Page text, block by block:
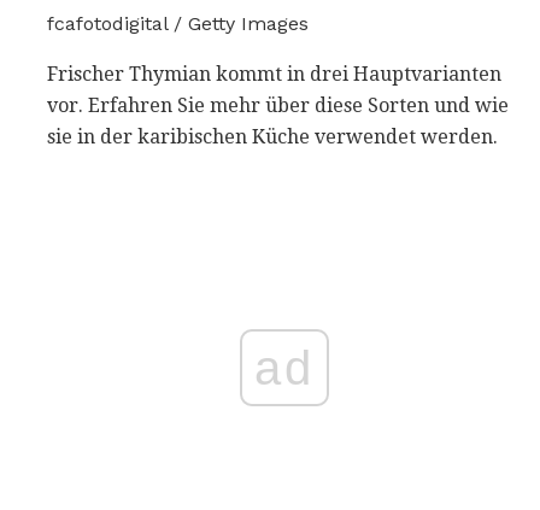
fcafotodigital / Getty Images
Frischer Thymian kommt in drei Hauptvarianten
vor. Erfahren Sie mehr über diese Sorten und wie
sie in der karibischen Küche verwendet werden.
ad